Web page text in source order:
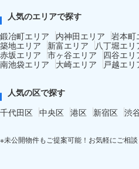
人気のエリアで探す
鍛冶町エリア
内神田エリア 岩本町
築地エリア
新富エリア 八丁堀エリ
赤坂エリア 市ヶ谷エリア 四谷エリ
南池袋エリア
大崎エリア 戸越エリ
人気の区で探す
千代田区 中央区 港区 新宿区 渋
※未公開物件もご提案可能！お気軽にご相